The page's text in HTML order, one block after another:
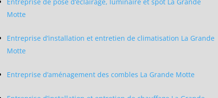
Motte
Entreprise d’installation et entretien de climatisation La Grande
Motte
Entreprise d’aménagement des combles La Grande Motte